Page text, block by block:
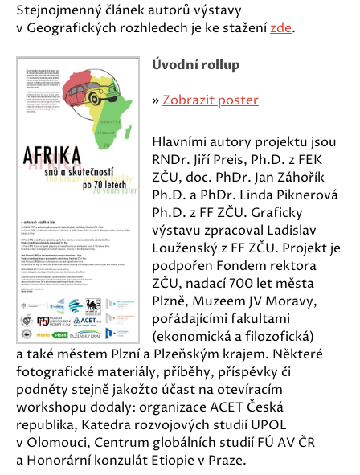
Stejnojmenný článek autorů výstavy
v Geografických rozhledech je ke staženízde.
Úvodní rollup
» Zobrazit poster
Hlavními autory projektu jsou
RNDr. Jiří Preis, Ph.D. z FEK
ZČU, doc. PhDr. Jan Záhořík
Ph.D. a PhDr. Linda Piknerová
Ph.D. z FF ZČU. Graficky
výstavu zpracoval Ladislav
Louženský z FF ZČU. Projekt je
podpořen Fondem rektora
ZČU, nadací 700 let města
Plzně, Muzeem JV Moravy,
pořádajícími fakultami
(ekonomická a filozofická)
a také městem Plzní a Plzeňským krajem. Některé
fotografické materiály, příběhy, příspěvky či
podněty stejně jakožto účast na otevíracím
workshopu dodaly: organizace ACET Česká
republika, Katedra rozvojových studií UPOL
v Olomouci, Centrum globálních studií FÚ AV ČR
a Honorární konzulát Etiopie v Praze.